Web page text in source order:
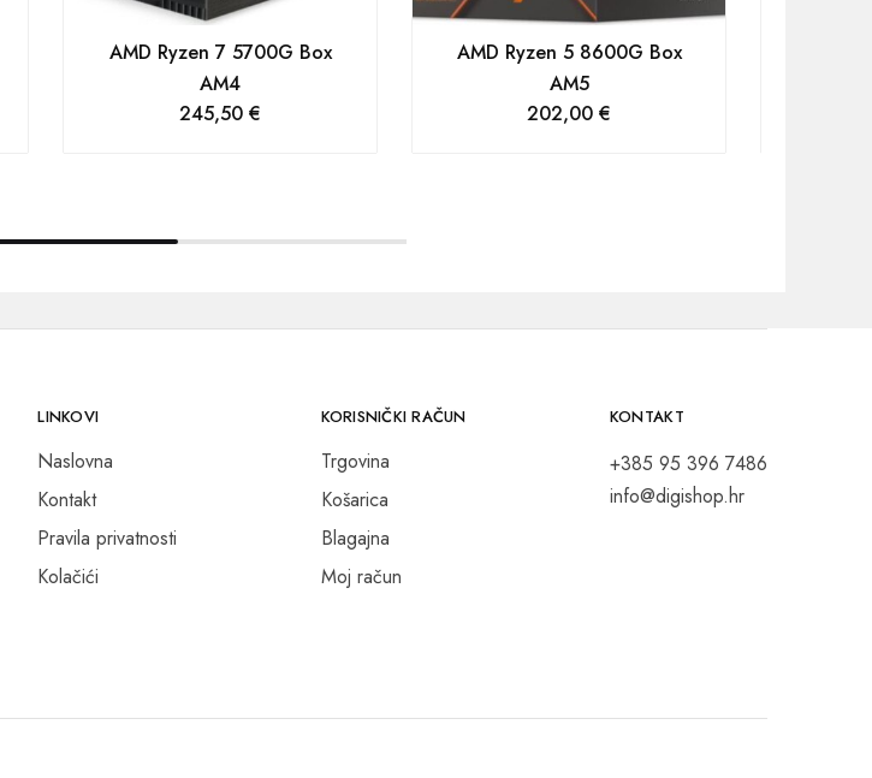
AMD Ryzen 7 5700G Box
AM4
245,50 €
AMD Ryzen 5 8600G Box
AM5
202,00 €
LINKOVI
Naslovna
Kontakt
Pravila privatnosti
Kolačići
KORISNIČKI RAČUN
Trgovina
Košarica
Blagajna
Moj račun
KONTAKT
+385 95 396 7486
info@digishop.hr